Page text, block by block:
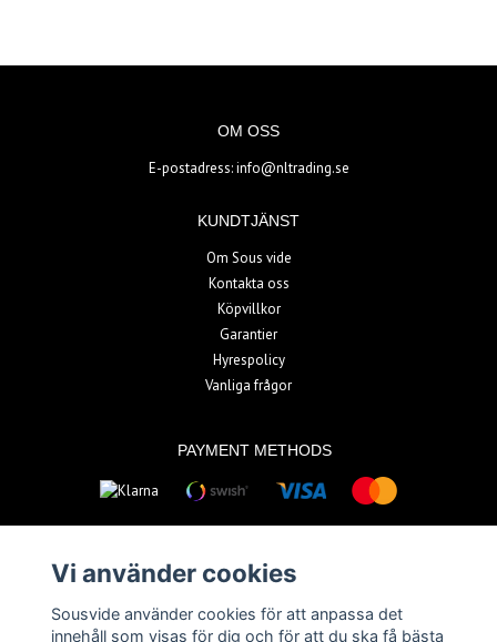
OM OSS
E-postadress:info@nltrading.se
KUNDTJÄNST
Om Sous vide
Kontakta oss
Köpvillkor
Garantier
Hyrespolicy
Vanliga frågor
PAYMENT METHODS
© Copyright 2026 Sousvide
Vi använder cookies
Sousvide använder cookies för att anpassa det
innehåll som visas för dig och för att du ska få bästa